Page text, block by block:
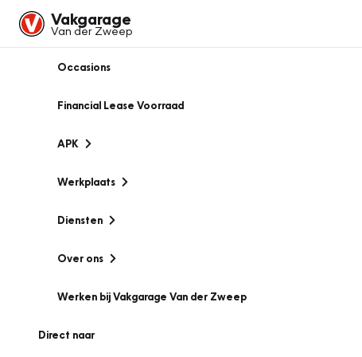
Vakgarage
Van der Zweep
Occasions
Financial Lease Voorraad
APK
Werkplaats
Diensten
Over ons
Werken bij Vakgarage Van der Zweep
Direct naar